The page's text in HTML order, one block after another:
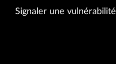
Signaler une vulnérabilité